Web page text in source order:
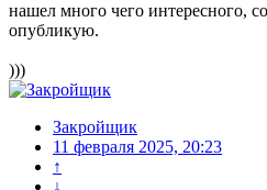
нашел много чего интересного,
опубликую.
)))
Закройщик
11 февраля 2025, 20:23
↑